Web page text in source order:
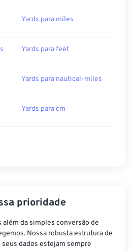
Yards para miles
Yards para feet
Yards para nautical-miles
Yards para cm
prioridade
além da simples conversão de
Nossa robusta estrutura de
dados estejam sempre